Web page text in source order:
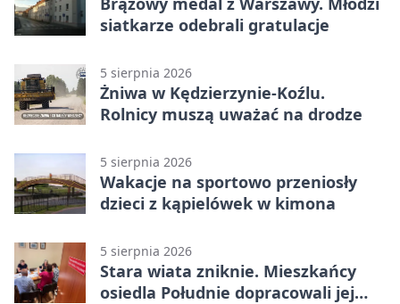
siatkarze odebrali gratulacje
5 sierpnia 2026
Żniwa w Kędzierzynie-Koźlu.
Rolnicy muszą uważać na drodze
5 sierpnia 2026
Wakacje na sportowo przeniosły
dzieci z kąpielówek w kimona
5 sierpnia 2026
Stara wiata zniknie. Mieszkańcy
osiedla Południe dopracowali jej